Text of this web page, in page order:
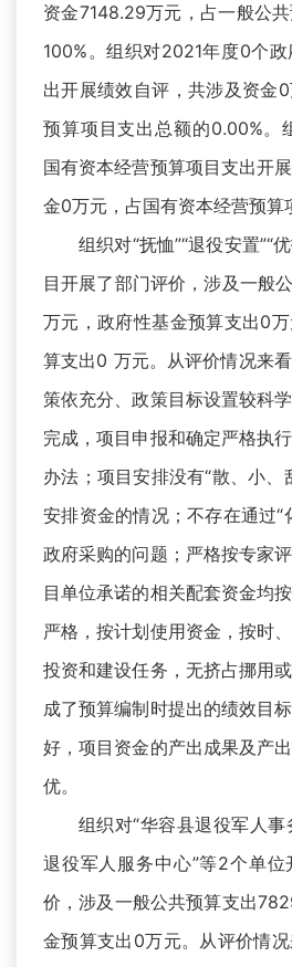
资金7148.29万元，占一般公
100%。组织对2021年度0个
出开展绩效自评，共涉及资金
预算项目支出总额的0.00%。
国有资本经营预算项目支出开
金0万元，占国有资本经营预算
组织对“抚恤”“退役安置”“
目开展了部门评价，涉及一般
万元，政府性基金预算支出0
算支出0 万元。从评价情况来
策依充分、政策目标设置较科
完成，项目申报和确定严格执
办法；项目安排没有“散、小、
安排资金的情况；不存在通过“
政府采购的问题；严格按专家
目单位承诺的相关配套资金均
严格，按计划使用资金，按时
投资和建设任务，无挤占挪用
成了预算编制时提出的绩效目
好，项目资金的产出成果及产
优。
组织对“华容县退役军人事
退役军人服务中心”等2个单
价，涉及一般公共预算支出
金预算支出0万元。从评价情